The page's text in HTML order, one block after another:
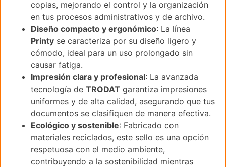
copias, mejorando el control y la organización
en tus procesos administrativos y de archivo.
Diseño compacto y ergonómico: La línea
Printy se caracteriza por su diseño ligero y
cómodo, ideal para un uso prolongado sin
causar fatiga.
Impresión clara y profesional: La avanzada
tecnología de TRODAT garantiza impresiones
uniformes y de alta calidad, asegurando que tus
documentos se clasifiquen de manera efectiva.
Ecológico y sostenible: Fabricado con
materiales reciclados, este sello es una opción
respetuosa con el medio ambiente,
contribuyendo a la sostenibilidad mientras